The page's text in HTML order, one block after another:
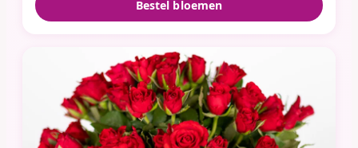
Bestel bloemen